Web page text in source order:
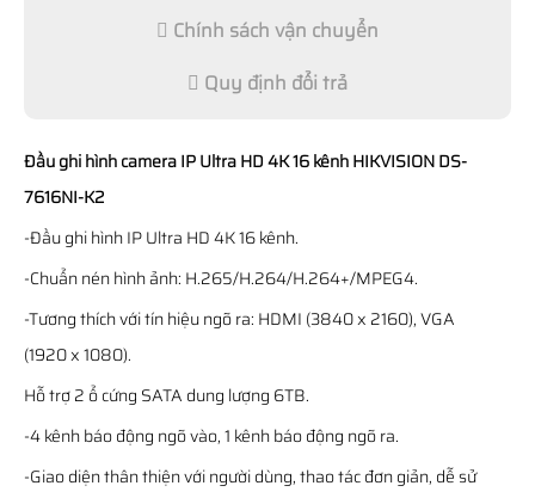
Chính sách vận chuyển
Quy định đổi trả
Đầu ghi hình camera IP Ultra HD 4K 16 kênh HIKVISION DS-
7616NI-K2
-Đầu ghi hình IP Ultra HD 4K 16 kênh.
-Chuẩn nén hình ảnh: H.265/H.264/H.264+/MPEG4.
-Tương thích với tín hiệu ngõ ra: HDMI (3840 x 2160), VGA
(1920 x 1080).
Hỗ trợ 2 ổ cứng SATA dung lượng 6TB.
-4 kênh báo động ngõ vào, 1 kênh báo động ngõ ra.
-Giao diện thân thiện với người dùng, thao tác đơn giản, dễ sử